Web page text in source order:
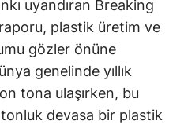
uyandıran Breaking
plastik üretim ve
gözler önüne
genelinde yıllık
tona ulaşırken, bu
tonluk devasa bir plastik